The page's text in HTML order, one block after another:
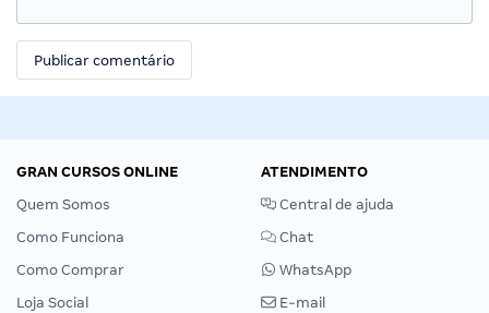
GRAN CURSOS ONLINE
Quem Somos
Como Funciona
Como Comprar
Loja Social
ATENDIMENTO
Central de ajuda
Chat
WhatsApp
E-mail